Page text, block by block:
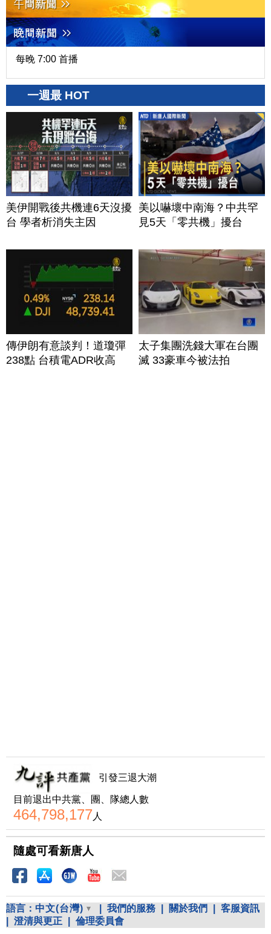
每晚 7:00 首播
一週最 HOT
美伊開戰後共機連6天沒擾
台 學者析消失主因
美以嚇壞中南海？中共罕
見5天「零共機」擾台
傳伊朗有意談判！道瓊彈
238點 台積電ADR收高
太子集團洗錢大軍在台團
滅 33豪車今被法拍
引發三退大潮
目前退出中共黨、團、隊總人數
464,798,177人
隨處可看新唐人
語言： 中文(台灣) 我們的服務 關於我們
客服資訊
澄清與更正 倫理委員會